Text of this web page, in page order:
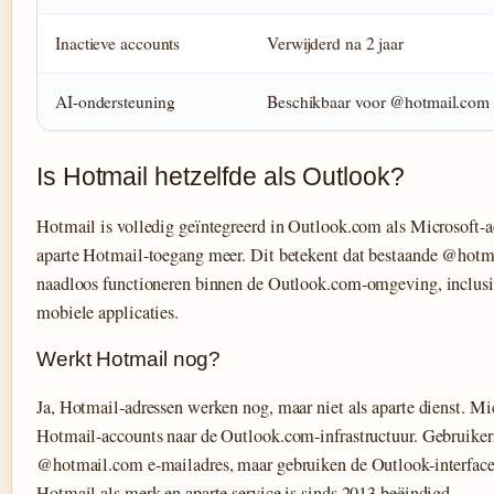
Inactieve accounts Verwijderd na 2 jaar
AI-ondersteuning Beschikbaar voor @hotmail.com
Is Hotmail hetzelfde als Outlook?
Hotmail is volledig geïntegreerd in Outlook.com als Microsoft-
aparte Hotmail-toegang meer. Dit betekent dat bestaande
naadloos functioneren binnen de Outlook.com-omgeving,
mobiele applicaties.
Werkt Hotmail nog?
Ja, Hotmail-adressen werken nog, maar niet als aparte dienst.
Hotmail-accounts naar de Outlook.com-infrastructuur.
@hotmail.com e-mailadres, maar gebruiken de Outlook-